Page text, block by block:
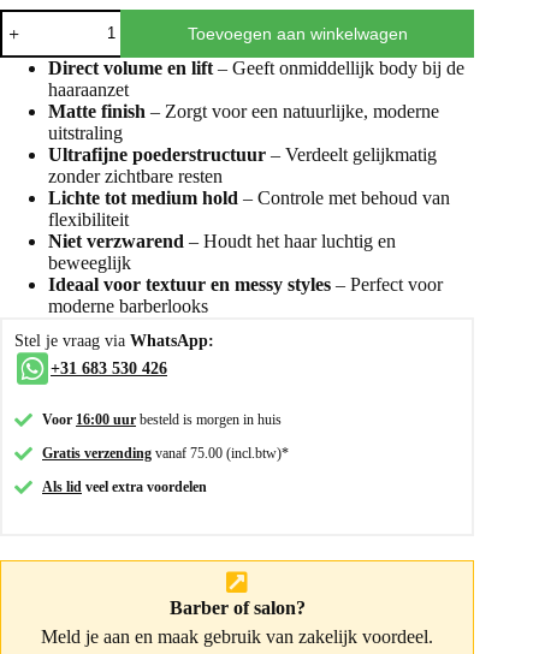
Toevoegen aan winkelwagen
Direct volume en lift – Geeft onmiddellijk body bij de
haaraanzet
Matte finish – Zorgt voor een natuurlijke, moderne
uitstraling
Ultrafijne poederstructuur – Verdeelt gelijkmatig
zonder zichtbare resten
Lichte tot medium hold – Controle met behoud van
flexibiliteit
Niet verzwarend – Houdt het haar luchtig en
beweeglijk
Ideaal voor textuur en messy styles – Perfect voor
moderne barberlooks
Stel je vraag via WhatsApp:
+31 683 530 426
Voor 16:00 uur besteld is morgen in huis
Gratis verzending vanaf 75.00 (incl.btw)*
Als lid veel extra voordelen
Barber of salon?
Meld je aan en maak gebruik van zakelijk voordeel.